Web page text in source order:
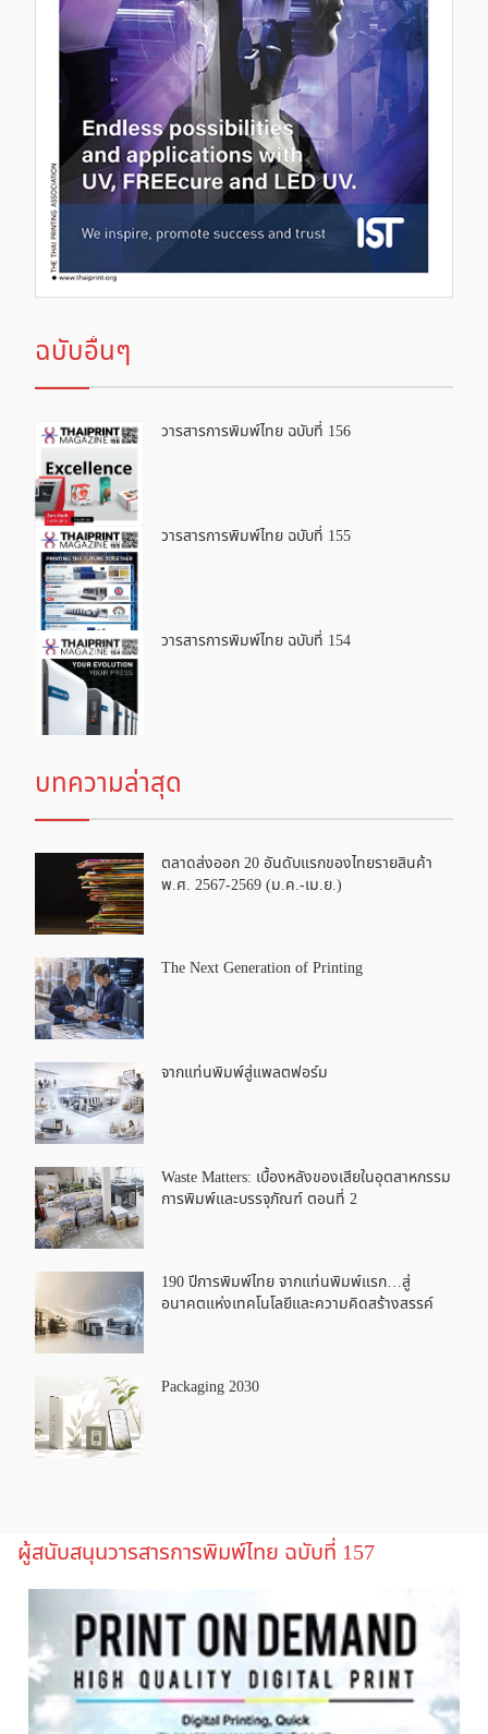
ฉบับอื่นๆ
วารสารการพิมพ์ไทย ฉบับที่ 156
วารสารการพิมพ์ไทย ฉบับที่ 155
วารสารการพิมพ์ไทย ฉบับที่ 154
บทความล่าสุด
ตลาดส่งออก 20 อันดับแรกของไทยรายสินค้า
พ.ศ. 2567-2569 (ม.ค.-เม.ย.)
The Next Generation of Printing
จากแท่นพิมพ์สู่แพลตฟอร์ม
Waste Matters: เบื้องหลังของเสียในอุตสาหกรรม
การพิมพ์และบรรจุภัณฑ์ ตอนที่ 2
190 ปีการพิมพ์ไทย จากแท่นพิมพ์แรก…สู่
อนาคตแห่งเทคโนโลยีและความคิดสร้างสรรค์
Packaging 2030
ผู้สนับสนุนวารสารการพิมพ์ไทย ฉบับที่ 157